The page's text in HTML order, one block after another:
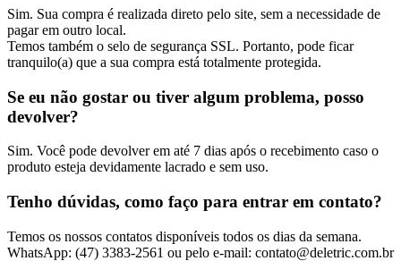
Sim. Sua compra é realizada direto pelo site, sem a necessidade de
pagar em outro local.
Temos também o selo de segurança SSL. Portanto, pode ficar
tranquilo(a) que a sua compra está totalmente protegida.
Se eu não gostar ou tiver algum problema, posso
devolver?
Sim. Você pode devolver em até 7 dias após o recebimento caso o
produto esteja devidamente lacrado e sem uso.
Tenho dúvidas, como faço para entrar em contato?
Temos os nossos contatos disponíveis todos os dias da semana.
WhatsApp: (47) 3383-2561 ou pelo e-mail: contato@deletric.com.br